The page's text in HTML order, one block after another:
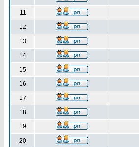
11
12
13
14
15
16
17
18
19
20